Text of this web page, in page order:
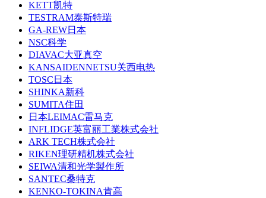
KETT凯特
TESTRAM泰斯特瑞
GA-REW日本
NSC科学
DIAVAC大亚真空
KANSAIDENNETSU关西电热
TOSC日本
SHINKA新科
SUMITA住田
日本LEIMAC雷马克
INFLIDGE英富丽工業株式会社
ARK TECH株式会社
RIKEN理研精机株式会社
SEIWA清和光学製作所
SANTEC桑特克
KENKO-TOKINA肯高